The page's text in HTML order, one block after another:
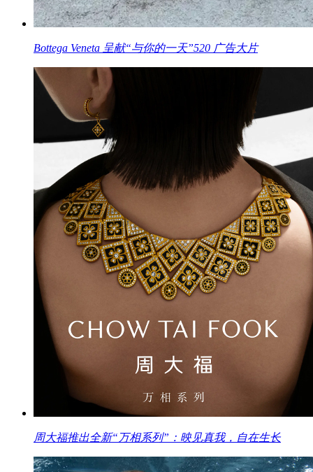
Bottega Veneta 呈献“与你的一天”520 广告大片
周大福推出全新“万相系列”：映见真我，自在生长